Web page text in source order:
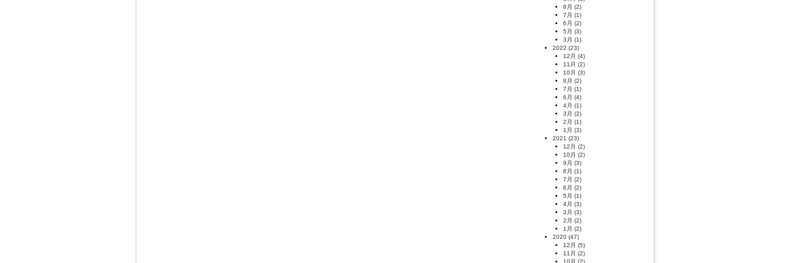
8月 (2)
7月 (1)
6月 (2)
5月 (3)
3月 (1)
2022 (23)
12月 (4)
11月 (2)
10月 (3)
8月 (2)
7月 (1)
6月 (4)
4月 (1)
3月 (2)
2月 (1)
1月 (3)
2021 (23)
12月 (2)
10月 (2)
9月 (3)
8月 (1)
7月 (2)
6月 (2)
5月 (1)
4月 (3)
3月 (3)
2月 (2)
1月 (2)
2020 (47)
12月 (5)
11月 (2)
10月 (2)